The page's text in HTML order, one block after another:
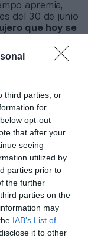
third parties, or
for
opt-out
that after your
seeing
utilized by
parties prior to
the further
parties on the
may
IAB’s List of
it to other
apremia,
del 30 de junio
que hoy se
es el FC
pérdidas
sólo ha
no habrá
serán mínimos
miembros que
para dejar a
y taquilla,
implicaría
de euros
mercado de